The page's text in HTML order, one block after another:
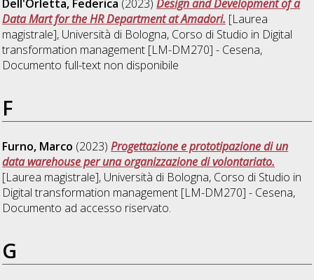
Dell'Orletta, Federica (2023)Design and Development of a
Data Mart for the HR Department at Amadori. [Laurea
magistrale], Università di Bologna, Corso di Studio in Digital
transformation management [LM-DM270] - Cesena,
Documento full-text non disponibile
F
Furno, Marco (2023)Progettazione e prototipazione di un
data warehouse per una organizzazione di volontariato.
[Laurea magistrale], Università di Bologna, Corso di Studio in
Digital transformation management [LM-DM270] - Cesena,
Documento ad accesso riservato.
G